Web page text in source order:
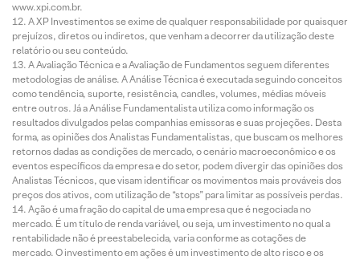
www.xpi.com.br.
A XP Investimentos se exime de qualquer responsabilidade por quaisquer
prejuízos, diretos ou indiretos, que venham a decorrer da utilização deste
relatório ou seu conteúdo.
A Avaliação Técnica e a Avaliação de Fundamentos seguem diferentes
metodologias de análise. A Análise Técnica é executada seguindo conceitos
como tendência, suporte, resistência, candles, volumes, médias móveis
entre outros. Já a Análise Fundamentalista utiliza como informação os
resultados divulgados pelas companhias emissoras e suas projeções. Desta
forma, as opiniões dos Analistas Fundamentalistas, que buscam os melhores
retornos dadas as condições de mercado, o cenário macroeconômico e os
eventos específicos da empresa e do setor, podem divergir das opiniões dos
Analistas Técnicos, que visam identificar os movimentos mais prováveis dos
preços dos ativos, com utilização de “stops” para limitar as possíveis perdas.
Ação é uma fração do capital de uma empresa que é negociada no
mercado. É um título de renda variável, ou seja, um investimento no qual a
rentabilidade não é preestabelecida, varia conforme as cotações de
mercado. O investimento em ações é um investimento de alto risco e os